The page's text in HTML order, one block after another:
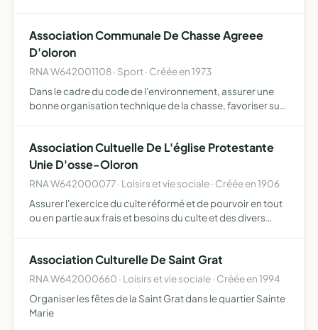
Association Communale De Chasse Agreee
D'oloron
RNA W642001108 · Sport · Créée en 1973
Dans le cadre du code de l'environnement, assurer une
bonne organisation technique de la chasse, favoriser sur
Association Cultuelle De L'église Protestante
Unie D'osse-Oloron
RNA W642000077 · Loisirs et vie sociale · Créée en 1906
Assurer l'exercice du culte réformé et de pourvoir en tout
ou en partie aux frais et besoins du culte et des divers
…
Association Culturelle De Saint Grat
RNA W642000660 · Loisirs et vie sociale · Créée en 1994
Organiser les fêtes de la Saint Grat dans le quartier Sainte
Marie